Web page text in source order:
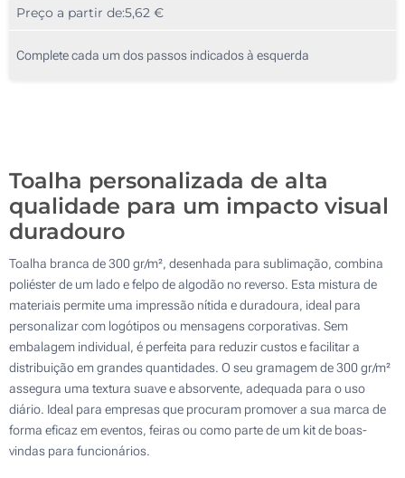
10
25
Preço a partir de:5,62 €
Complete cada um dos passos indicados à esquerda
Toalha personalizada de alta
qualidade para um impacto visual
duradouro
Toalha branca de 300 gr/m², desenhada para sublimação, combina
poliéster de um lado e felpo de algodão no reverso. Esta mistura de
materiais permite uma impressão nítida e duradoura, ideal para
personalizar com logótipos ou mensagens corporativas. Sem
embalagem individual, é perfeita para reduzir custos e facilitar a
distribuição em grandes quantidades. O seu gramagem de 300 gr/m²
assegura uma textura suave e absorvente, adequada para o uso
diário. Ideal para empresas que procuram promover a sua marca de
forma eficaz em eventos, feiras ou como parte de um kit de boas-
vindas para funcionários.